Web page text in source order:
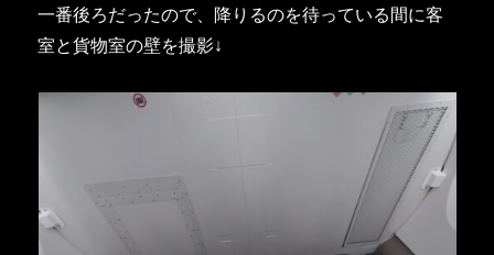
一番後ろだったので、降りるのを待っている間に客
室と貨物室の壁を撮影↓